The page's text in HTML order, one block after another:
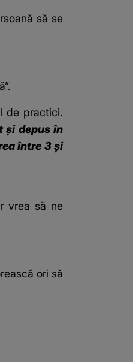
să se
de practici.
şi depus în
între 3 şi
vrea să ne
ori să